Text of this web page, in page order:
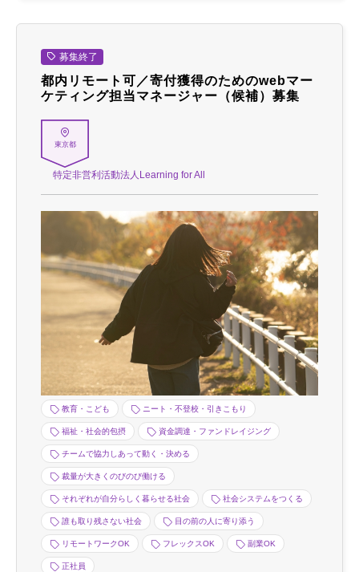
募集終了
都内リモート可／寄付獲得のためのwebマー
ケティング担当マネージャー（候補）募集
東京都
特定非営利活動法人Learning for All
教育・こども ニート・不登校・引きこもり
福祉・社会的包摂 資金調達・ファンドレイジング
チームで協力しあって動く・決める
裁量が大きくのびのび働ける
それぞれが自分らしく暮らせる社会 社会システムをつくる
誰も取り残さない社会 目の前の人に寄り添う
リモートワークOK フレックスOK 副業OK
正社員